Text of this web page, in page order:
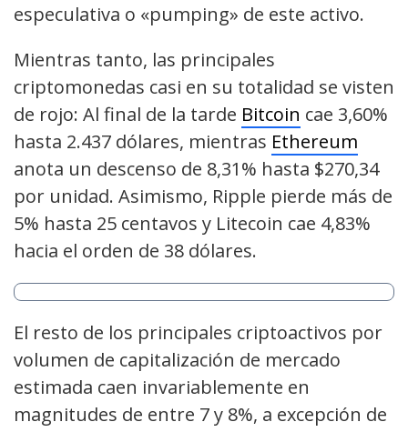
especulativa o «pumping» de este activo.
Mientras tanto, las principales
criptomonedas casi en su totalidad se visten
de rojo: Al final de la tarde Bitcoin cae 3,60%
hasta 2.437 dólares, mientras Ethereum
anota un descenso de 8,31% hasta $270,34
por unidad. Asimismo, Ripple pierde más de
5% hasta 25 centavos y Litecoin cae 4,83%
hacia el orden de 38 dólares.
El resto de los principales criptoactivos por
volumen de capitalización de mercado
estimada caen invariablemente en
magnitudes de entre 7 y 8%, a excepción de